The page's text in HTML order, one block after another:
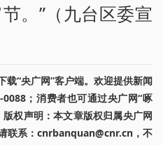
。”（九台区委宣
载“央广网”客户端。欢迎提供新闻
；消费者也可通过央广网“啄
权声明：本文章版权归属央广网
联系：cnrbanquan@cnr.cn，不